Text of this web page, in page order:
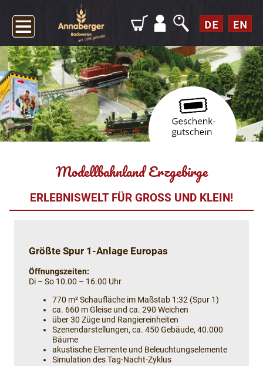
Modellbahnland Erzgebirge
ERLEBNISWELT FÜR GROSS UND KLEIN!
Größte Spur 1-Anlage Europas
Öffnungszeiten:
Di – So 10.00 – 16.00 Uhr
770 m² Schaufläche im Maßstab 1:32 (Spur 1)
ca. 660 m Gleise und ca. 290 Weichen
über 30 Züge und Rangiereinheiten
Szenendarstellungen, ca. 450 Gebäude, 40.000
Bäume
akustische Elemente und Beleuchtungselemente
Simulation des Tag-Nacht-Zyklus